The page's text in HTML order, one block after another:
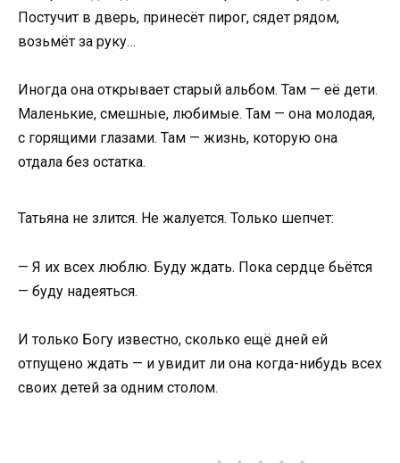
Постучит в дверь, принесёт пирог, сядет рядом,
возьмёт за руку…
Иногда она открывает старый альбом. Там — её дети.
Маленькие, смешные, любимые. Там — она молодая,
с горящими глазами. Там — жизнь, которую она
отдала без остатка.
Татьяна не злится. Не жалуется. Только шепчет:
— Я их всех люблю. Буду ждать. Пока сердце бьётся
— буду надеяться.
И только Богу известно, сколько ещё дней ей
отпущено ждать — и увидит ли она когда-нибудь всех
своих детей за одним столом.